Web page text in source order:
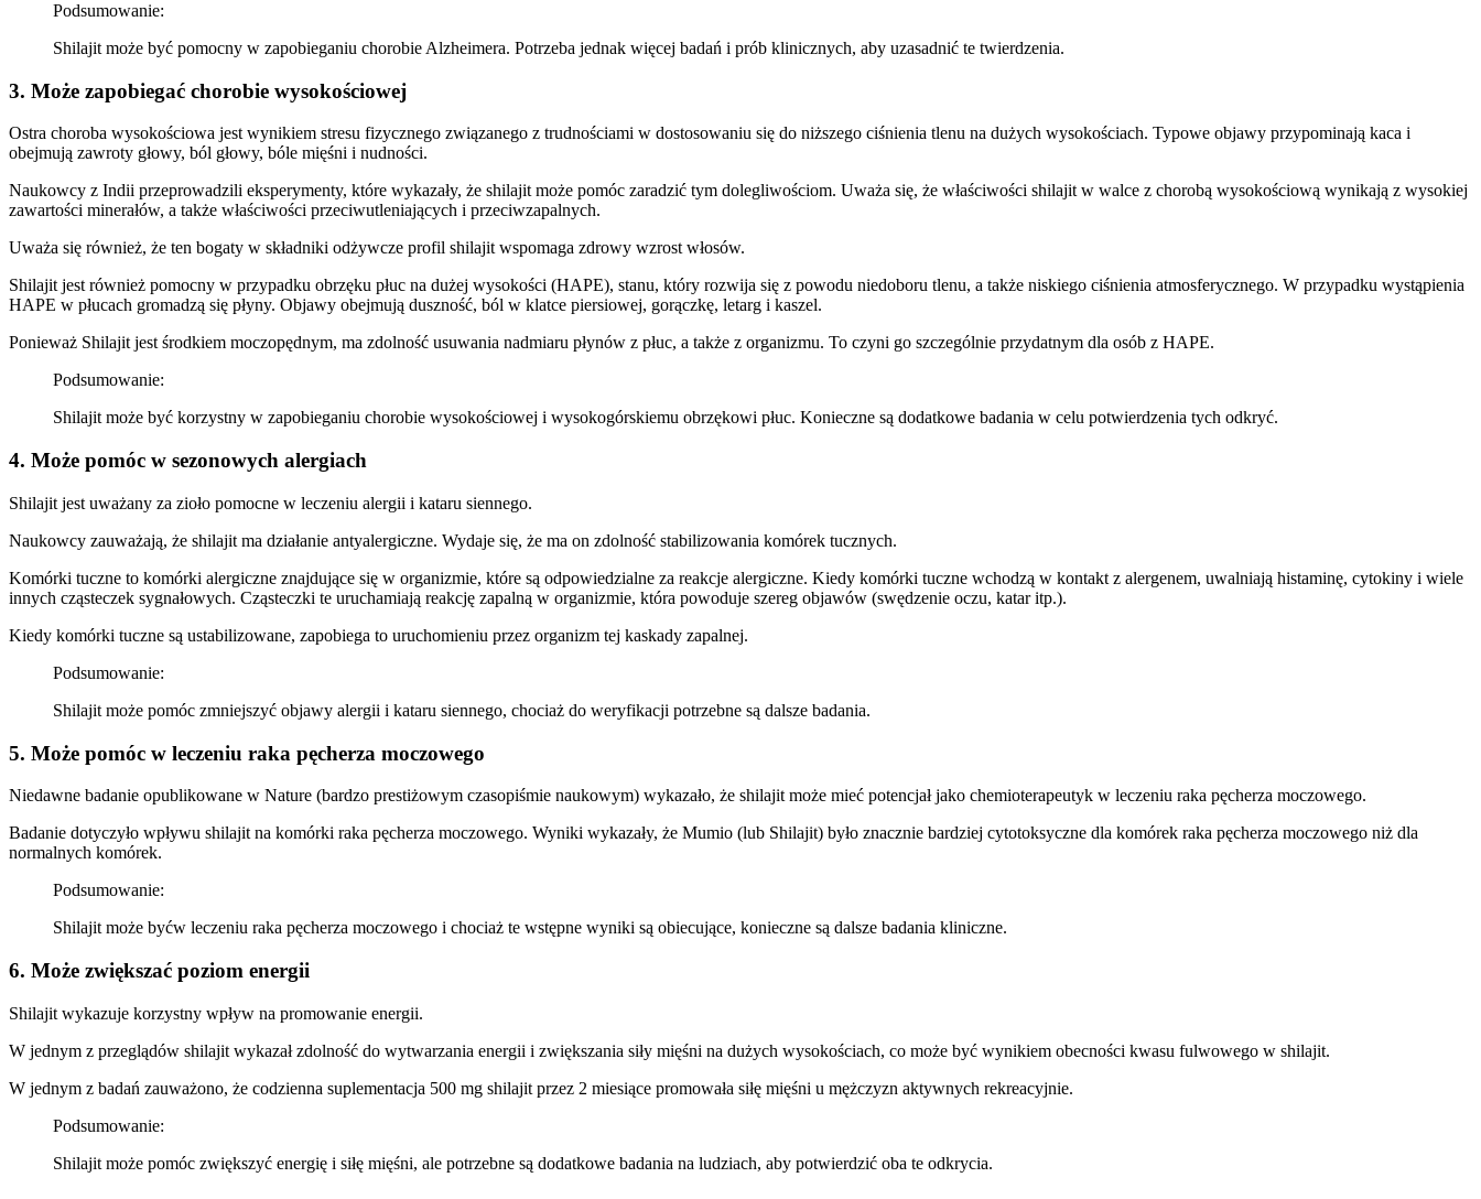
Podsumowanie:
Shilajit może być pomocny w zapobieganiu chorobie Alzheimera. Potrzeba jednak więcej badań i prób klinicznych, aby uzasadnić te twierdzenia.
3. Może zapobiegać chorobie wysokościowej
Ostra choroba wysokościowa jest wynikiem stresu fizycznego związanego z trudnościami w dostosowaniu się do niższego ciśnienia tlenu na dużych wysokościach. Typowe objawy przypominają kaca i
obejmują zawroty głowy, ból głowy, bóle mięśni i nudności.
Naukowcy z Indii przeprowadzili eksperymenty, które wykazały, że shilajit może pomóc zaradzić tym dolegliwościom. Uważa się, że właściwości shilajit w walce z chorobą wysokościową wynikają z wysokiej
zawartości minerałów, a także właściwości przeciwutleniających i przeciwzapalnych.
Uważa się również, że ten bogaty w składniki odżywcze profil shilajit wspomaga zdrowy wzrost włosów.
Shilajit jest również pomocny w przypadku obrzęku płuc na dużej wysokości (HAPE), stanu, który rozwija się z powodu niedoboru tlenu, a także niskiego ciśnienia atmosferycznego. W przypadku wystąpienia
HAPE w płucach gromadzą się płyny. Objawy obejmują duszność, ból w klatce piersiowej, gorączkę, letarg i kaszel.
Ponieważ Shilajit jest środkiem moczopędnym, ma zdolność usuwania nadmiaru płynów z płuc, a także z organizmu. To czyni go szczególnie przydatnym dla osób z HAPE.
Podsumowanie:
Shilajit może być korzystny w zapobieganiu chorobie wysokościowej i wysokogórskiemu obrzękowi płuc. Konieczne są dodatkowe badania w celu potwierdzenia tych odkryć.
4. Może pomóc w sezonowych alergiach
Shilajit jest uważany za zioło pomocne w leczeniu alergii i kataru siennego.
Naukowcy zauważają, że shilajit ma działanie antyalergiczne. Wydaje się, że ma on zdolność stabilizowania komórek tucznych.
Komórki tuczne to komórki alergiczne znajdujące się w organizmie, które są odpowiedzialne za reakcje alergiczne. Kiedy komórki tuczne wchodzą w kontakt z alergenem, uwalniają histaminę, cytokiny i wiele
innych cząsteczek sygnałowych. Cząsteczki te uruchamiają reakcję zapalną w organizmie, która powoduje szereg objawów (swędzenie oczu, katar itp.).
Kiedy komórki tuczne są ustabilizowane, zapobiega to uruchomieniu przez organizm tej kaskady zapalnej.
Podsumowanie:
Shilajit może pomóc zmniejszyć objawy alergii i kataru siennego, chociaż do weryfikacji potrzebne są dalsze badania.
5. Może pomóc w leczeniu raka pęcherza moczowego
Niedawne badanie opublikowane w Nature (bardzo prestiżowym czasopiśmie naukowym) wykazało, że shilajit może mieć potencjał jako chemioterapeutyk w leczeniu raka pęcherza moczowego.
Badanie dotyczyło wpływu shilajit na komórki raka pęcherza moczowego. Wyniki wykazały, że Mumio (lub Shilajit) było znacznie bardziej cytotoksyczne dla komórek raka pęcherza moczowego niż dla
normalnych komórek.
Podsumowanie:
Shilajit może byćw leczeniu raka pęcherza moczowego i chociaż te wstępne wyniki są obiecujące, konieczne są dalsze badania kliniczne.
6. Może zwiększać poziom energii
Shilajit wykazuje korzystny wpływ na promowanie energii.
W jednym z przeglądów shilajit wykazał zdolność do wytwarzania energii i zwiększania siły mięśni na dużych wysokościach, co może być wynikiem obecności kwasu fulwowego w shilajit.
W jednym z badań zauważono, że codzienna suplementacja 500 mg shilajit przez 2 miesiące promowała siłę mięśni u mężczyzn aktywnych rekreacyjnie.
Podsumowanie:
Shilajit może pomóc zwiększyć energię i siłę mięśni, ale potrzebne są dodatkowe badania na ludziach, aby potwierdzić oba te odkrycia.